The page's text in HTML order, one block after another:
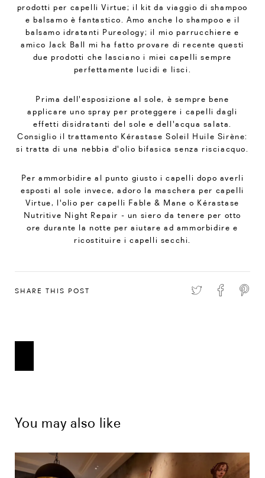
prodotti per capelli Virtue; il kit da viaggio di shampoo
e balsamo è fantastico. Amo anche lo shampoo e il
balsamo idratanti Pureology; il mio parrucchiere e
amico Jack Ball mi ha fatto provare di recente questi
due prodotti che lasciano i miei capelli sempre
perfettamente lucidi e lisci.
Prima dell'esposizione al sole, è sempre bene
applicare uno spray per proteggere i capelli dagli
effetti disidratanti del sole e dell'acqua salata.
Consiglio il trattamento Kérastase Soleil Huile Sirène:
si tratta di una nebbia d'olio bifasica senza risciacquo.
Per ammorbidire al punto giusto i capelli dopo averli
esposti al sole invece, adoro la maschera per capelli
Virtue, l'olio per capelli Fable & Mane o Kérastase
Nutritive Night Repair - un siero da tenere per otto
ore durante la notte per aiutare ad ammorbidire e
ricostituire i capelli secchi.
SHARE THIS POST
You may also like